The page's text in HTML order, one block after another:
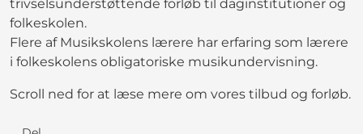
trivselsunderstøttende forløb til daginstitutioner og
folkeskolen.
Flere af Musikskolens lærere har erfaring som lærere
i folkeskolens obligatoriske musikundervisning.
Scroll ned for at læse mere om vores tilbud og forløb.